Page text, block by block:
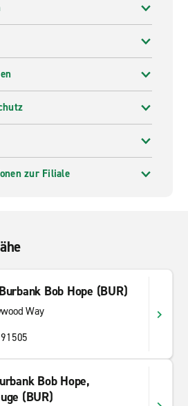
zur Filiale
Bob Hope (BUR)
Way
Bob Hope,
(BUR)